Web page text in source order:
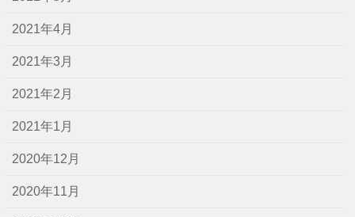
2021年4月
2021年3月
2021年2月
2021年1月
2020年12月
2020年11月